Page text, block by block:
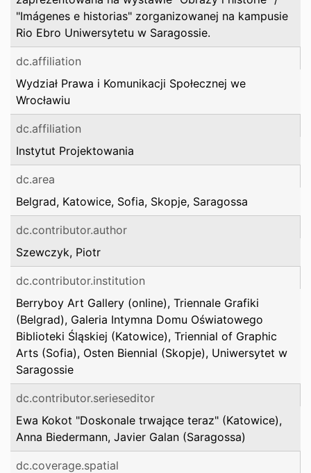
"Imágenes e historias" zorganizowanej na kampusie
Rio Ebro Uniwersytetu w Saragossie.
dc.affiliation
Wydział Prawa i Komunikacji Społecznej we
Wrocławiu
dc.affiliation
Instytut Projektowania
dc.area
Belgrad, Katowice, Sofia, Skopje, Saragossa
dc.contributor.author
Szewczyk, Piotr
dc.contributor.institution
Berryboy Art Gallery (online), Triennale Grafiki
(Belgrad), Galeria Intymna Domu Oświatowego
Biblioteki Śląskiej (Katowice), Triennial of Graphic
Arts (Sofia), Osten Biennial (Skopje), Uniwersytet w
Saragossie
dc.contributor.serieseditor
Ewa Kokot "Doskonale trwające teraz" (Katowice),
Anna Biedermann, Javier Galan (Saragossa)
dc.coverage.spatial